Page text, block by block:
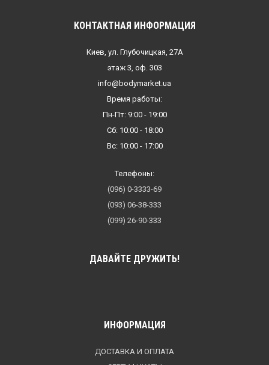
КОНТАКТНАЯ ИНФОРМАЦИЯ
Киев, ул. Глубочицкая, 27А
этаж 3, оф. 303
info@bodymarket.ua
Время работы:
Пн-Пт: 9:00 - 19:00
Сб: 10:00 - 18:00
Вс: 10:00 - 17:00
Телефоны:
(096) 0-3333-69
(093) 06-38-333
(099) 26-90-333
ДАВАЙТЕ ДРУЖИТЬ!
ИНФОРМАЦИЯ
ДОСТАВКА И ОПЛАТА